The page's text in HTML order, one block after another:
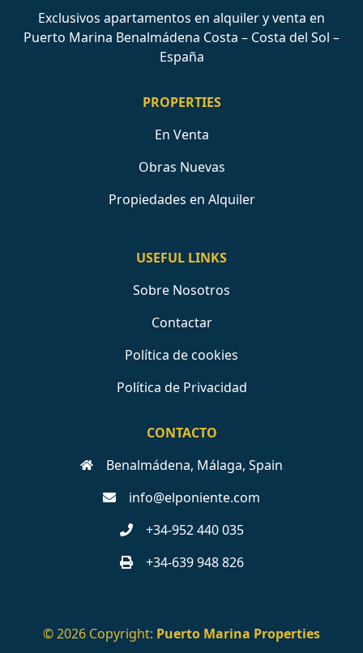
Exclusivos apartamentos en alquiler y venta en
Puerto Marina Benalmádena Costa – Costa del Sol –
España
PROPERTIES
En Venta
Obras Nuevas
Propiedades en Alquiler
USEFUL LINKS
Sobre Nosotros
Contactar
Política de cookies
Política de Privacidad
CONTACTO
Benalmádena, Málaga, Spain
info@elponiente.com
+34-952 440 035
+34-639 948 826
© 2026 Copyright: Puerto Marina Properties